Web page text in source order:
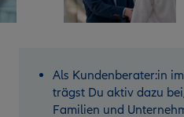
Als Kundenberater:in
trägst Du aktiv dazu
Familien und